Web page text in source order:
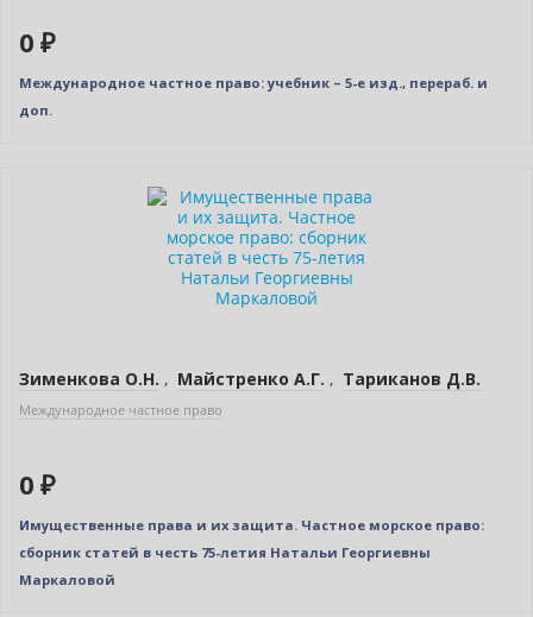
0 ₽
Международное частное право: учебник – 5-е изд., перераб. и
доп.
Зименкова О.Н. , Майстренко А.Г. , Тариканов Д.В.
Международное частное право
0 ₽
Имущественные права и их защита. Частное морское право:
сборник статей в честь 75-летия Натальи Георгиевны
Маркаловой